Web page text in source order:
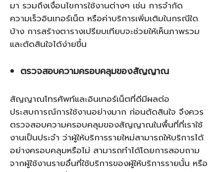
มา รวมถึงเงื่อนไขการใช้งานต่างๆ เช่น การจำกัด
ความเร็วอินเทอร์เน็ต หรือค่าบริการเพิ่มเติมในกรณีใด
บ้าง การสร้างตารางเปรียบเทียบจะช่วยให้เห็นภาพรวม
และตัดสินใจได้ง่ายขึ้น
ตรวจสอบความครอบคลุมของสัญญาณ
สัญญาณโทรศัพท์และอินเทอร์เน็ตที่ดีมีผลต่อ
ประสบการณ์การใช้งานอย่างมาก ก่อนตัดสินใจ จึงควร
ตรวจสอบความครอบคลุมของสัญญาณในพื้นที่ที่เราใช้
งานเป็นประจำ ว่าผู้ให้บริการรายใหม่สามารถให้บริการได้
อย่างครอบคลุมหรือไม่ สามารถทำได้โดยการสอบถาม
จากผู้ใช้งานรายอื่นที่ใช้บริการของผู้ให้บริการรายนั้น หรือ